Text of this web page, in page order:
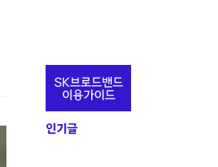
추
정
보
SK브로드밴드
이용가이드
인기글